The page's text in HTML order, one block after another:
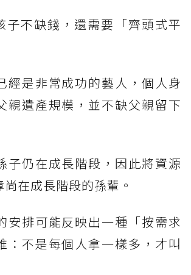
子不缺錢，還需要「齊頭式平
經是非常成功的藝人，個人身
親遺產規模，並不缺父親留下
子仍在成長階段，因此將資源
在成長階段的孫輩。
安排可能反映出一種「按需求
：不是每個人拿一樣多，才叫